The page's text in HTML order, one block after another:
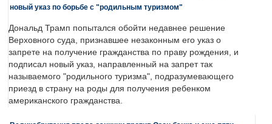
новый указ по борьбе с "родильным туризмом"
Дональд Трамп попытался обойти недавнее решение
Верховного суда, признавшее незаконным его указ о
запрете на получение гражданства по праву рождения, и
подписал новый указ, направленный на запрет так
называемого "родильного туризма", подразумевающего
приезд в страну на роды для получения ребенком
американского гражданства.